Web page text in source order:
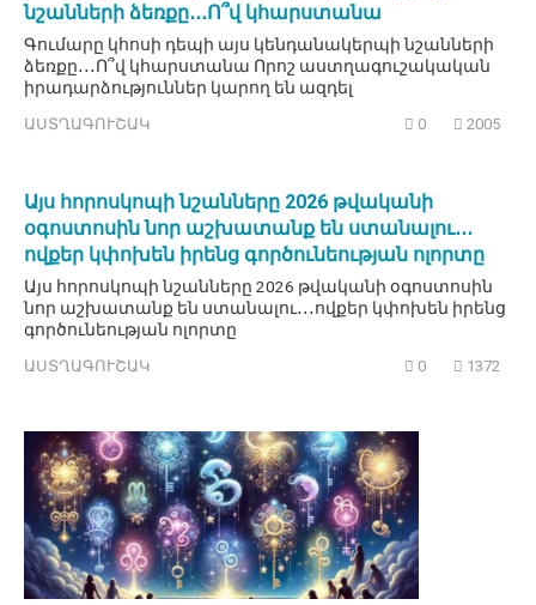
նշանների ձեռքը․․․Ո՞վ կհարստանա
Գումարը կհոսի դեպի այս կենդանակերպի նշանների
ձեռքը․․․Ո՞վ կհարստանա Որոշ աստղագուշակական
իրադարձություններ կարող են ազդել
ԱՍՏՂԱԳՈՒՇԱԿ 0 2005
Այս հորոսկոպի նշանները 2026 թվականի
օգոստոսին նոր աշխատանք են ստանալու․․․
ովքեր կփոխեն իրենց գործունեության ոլորտը
Այս հորոսկոպի նշանները 2026 թվականի օգոստոսին
նոր աշխատանք են ստանալու․․․ովքեր կփոխեն իրենց
գործունեության ոլորտը
ԱՍՏՂԱԳՈՒՇԱԿ 0 1372